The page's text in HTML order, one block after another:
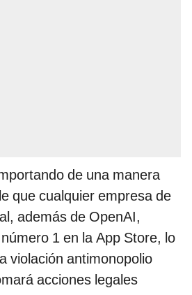
de una manera
que cualquier empresa de
además de OpenAI,
1 en la App Store, lo
violación antimonopolio
acciones legales